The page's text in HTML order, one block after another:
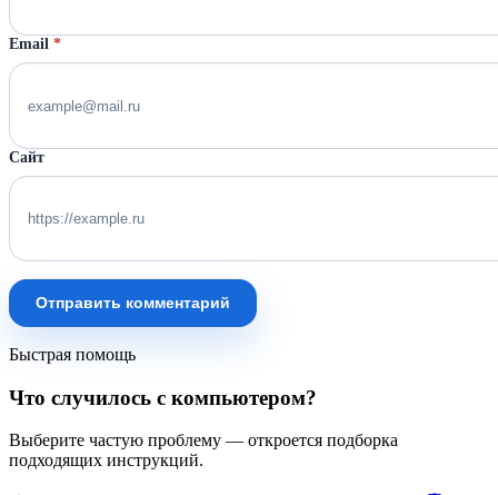
Email *
Сайт
Отправить комментарий
Быстрая помощь
Что случилось с компьютером?
Выберите частую проблему — откроется подборка
подходящих инструкций.